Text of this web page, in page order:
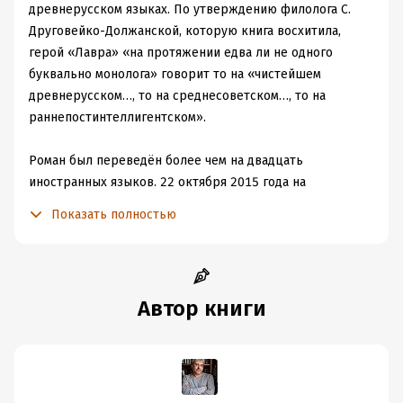
Водолазкин нам организовал. За возможность
почувствовать связь со своим народом и историей. За
ощущение опоры в этой холодной Москве. И в этой
жаркой Москве.
древнерусском языках. По утверждению филолога С.
Друговейко-Должанской, которую книга восхитила,
герой «Лавра» «на протяжении едва ли не одного
буквально монолога» говорит то на «чистейшем
древнерусском…, то на среднесоветском…, то на
раннепостинтеллигентском».
Роман был переведён более чем на двадцать
иностранных языков. 22 октября 2015 года на
Показать полностью
Автор книги